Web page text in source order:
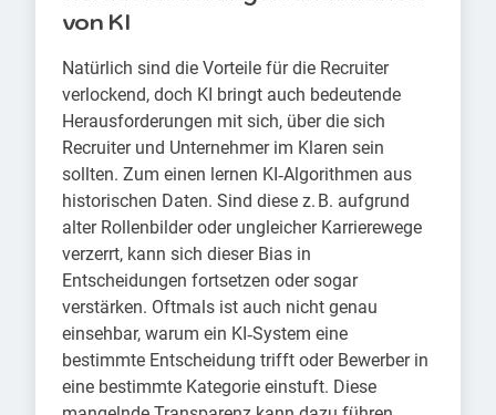
von KI
Natürlich sind die Vorteile für die Recruiter
verlockend, doch KI bringt auch bedeutende
Herausforderungen mit sich, über die sich
Recruiter und Unternehmer im Klaren sein
sollten. Zum einen lernen KI‑Algorithmen aus
historischen Daten. Sind diese z. B. aufgrund
alter Rollenbilder oder ungleicher Karrierewege
verzerrt, kann sich dieser Bias in
Entscheidungen fortsetzen oder sogar
verstärken. Oftmals ist auch nicht genau
einsehbar, warum ein KI‑System eine
bestimmte Entscheidung trifft oder Bewerber in
eine bestimmte Kategorie einstuft. Diese